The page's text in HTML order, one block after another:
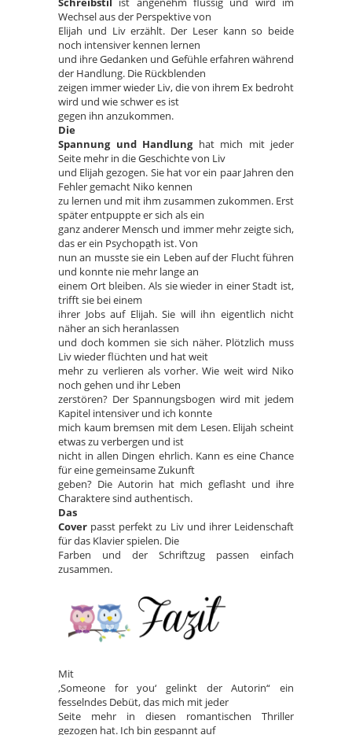
Wechsel aus der Perspektive von
Elijah und Liv erzählt. Der Leser kann so beide
noch intensiver kennen lernen
und ihre Gedanken und Gefühle erfahren während
der Handlung. Die Rückblenden
zeigen immer wieder Liv, die von ihrem Ex bedroht
wird und wie schwer es ist
gegen ihn anzukommen.
Die
Spannung und Handlunghat mich mit jeder
Seite mehr in die Geschichte von Liv
und Elijah gezogen. Sie hat vor ein paar Jahren den
Fehler gemacht Niko kennen
zu lernen und mit ihm zusammen zukommen. Erst
später entpuppte er sich als ein
ganz anderer Mensch und immer mehr zeigte sich,
das er ein Psychopa̱th ist. Von
nun an musste sie ein Leben auf der Flucht führen
und konnte nie mehr lange an
einem Ort bleiben. Als sie wieder in einer Stadt ist,
trifft sie bei einem
ihrer Jobs auf Elijah. Sie will ihn eigentlich nicht
näher an sich heranlassen
und doch kommen sie sich näher. Plötzlich muss
Liv wieder flüchten und hat weit
mehr zu verlieren als vorher. Wie weit wird Niko
noch gehen und ihr Leben
zerstören? Der Spannungsbogen wird mit jedem
Kapitel intensiver und ich konnte
mich kaum bremsen mit dem Lesen. Elijah scheint
etwas zu verbergen und ist
nicht in allen Dingen ehrlich. Kann es eine Chance
für eine gemeinsame Zukunft
geben? Die Autorin hat mich geflasht und ihre
Charaktere sind authentisch.
Das
Cover passt perfekt zu Liv und ihrer Leidenschaft
für das Klavier spielen. Die
Farben und der Schriftzug passen einfach
zusammen.
Mit
‚Someone for you‘ gelinkt der Autorin“ ein
fesselndes Debüt, das mich mit jeder
Seite mehr in diesen romantischen Thriller
gezogen hat. Ich bin gespannt auf